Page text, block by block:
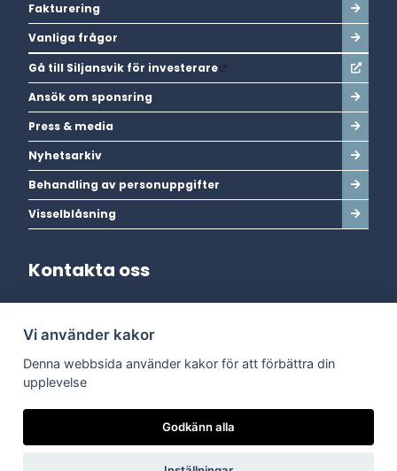
Fakturering
Vanliga frågor
Gå till Siljansvik för investerare
Ansök om sponsring
Press & media
Nyhetsarkiv
Behandling av personuppgifter
Visselblåsning
Kontakta oss
Adress:
Dala Energi AB
Postadress:Box 254, 793 26 Leksand
Kundservice: 0247-738 00
Epost:info@dalaenergi.se
Chatten är stängd
Vi använder kakor
Denna webbsida använder kakor för att förbättra din
upplevelse
Godkänn alla